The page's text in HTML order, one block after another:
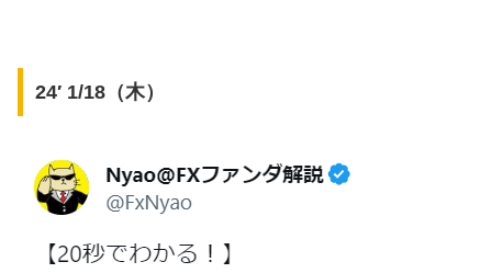
24′ 1/18（木）